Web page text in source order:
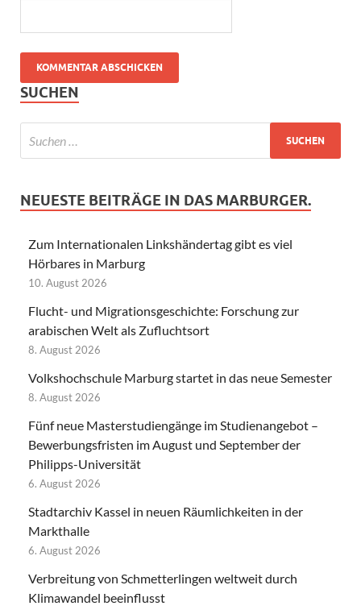
SUCHEN
NEUESTE BEITRÄGE IN DAS MARBURGER.
Zum Internationalen Linkshändertag gibt es viel
Hörbares in Marburg
10. August 2026
Flucht- und Migrationsgeschichte: Forschung zur
arabischen Welt als Zufluchtsort
8. August 2026
Volkshochschule Marburg startet in das neue Semester
8. August 2026
Fünf neue Masterstudiengänge im Studienangebot –
Bewerbungsfristen im August und September der
Philipps-Universität
6. August 2026
Stadtarchiv Kassel in neuen Räumlichkeiten in der
Markthalle
6. August 2026
Verbreitung von Schmetterlingen weltweit durch
Klimawandel beeinflusst